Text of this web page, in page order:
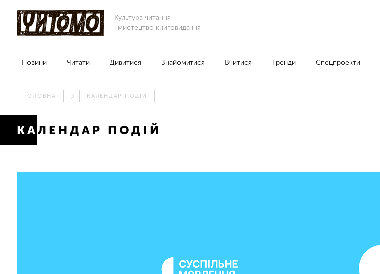
Культура читання
і мистецтво книговидання
Новини Читати Дивитися Знайомитися Вчитися Тренди Спецпроекти
ГОЛОВНА КАЛЕНДАР ПОДІЙ
КАЛЕНДАР ПОДІЙ